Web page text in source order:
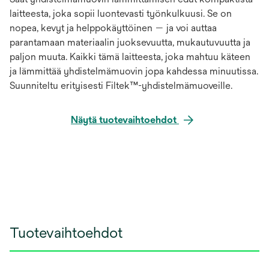
laitteesta, joka sopii luontevasti työnkulkuusi. Se on
nopea, kevyt ja helppokäyttöinen — ja voi auttaa
parantamaan materiaalin juoksevuutta, mukautuvuutta ja
paljon muuta. Kaikki tämä laitteesta, joka mahtuu käteen
ja lämmittää yhdistelmämuovin jopa kahdessa minuutissa.
Suunniteltu erityisesti Filtek™-yhdistelmämuoveille.
Näytä tuotevaihtoehdot
Tuotevaihtoehdot